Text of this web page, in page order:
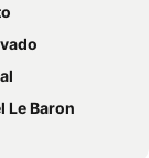
Le Baron